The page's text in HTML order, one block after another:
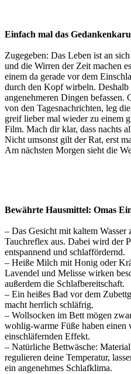
Einfach mal das
Zugegeben: Das Leben ist an
und die Wirren der Zeit machen
einem da gerade vor dem
durch den Kopf wirbeln. Deshalb
angenehmeren Dingen befassen.
von den Tagesnachrichten, leg
greif lieber mal wieder zu einem
Film. Mach dir klar, dass nachts
Nicht umsonst gilt der Rat, erst
Am nächsten Morgen sieht die
Bewährte Hausmittel: Omas
– Das Gesicht mit kaltem Wasser
Tauchreflex aus. Dabei wird der
entspannend und schlaffördernd.
– Heiße Milch mit Honig oder
Lavendel und Melisse wirken
außerdem die Schlafbereitschaft.
– Ein heißes Bad vor dem
macht herrlich schläfrig.
– Wollsocken im Bett mögen
wohlig-warme Füße haben einen
einschläfernden Effekt.
– Natürliche Bettwäsche:
regulieren deine Temperatur,
ein angenehmes Schlafklima.